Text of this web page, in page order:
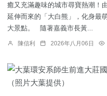
癒又充滿趣味的城市尋寶熱潮！
延伸而來的「大白熊」，化身最
大景點。 隨著嘉義市長黃...
陳信利 2026年八月06日